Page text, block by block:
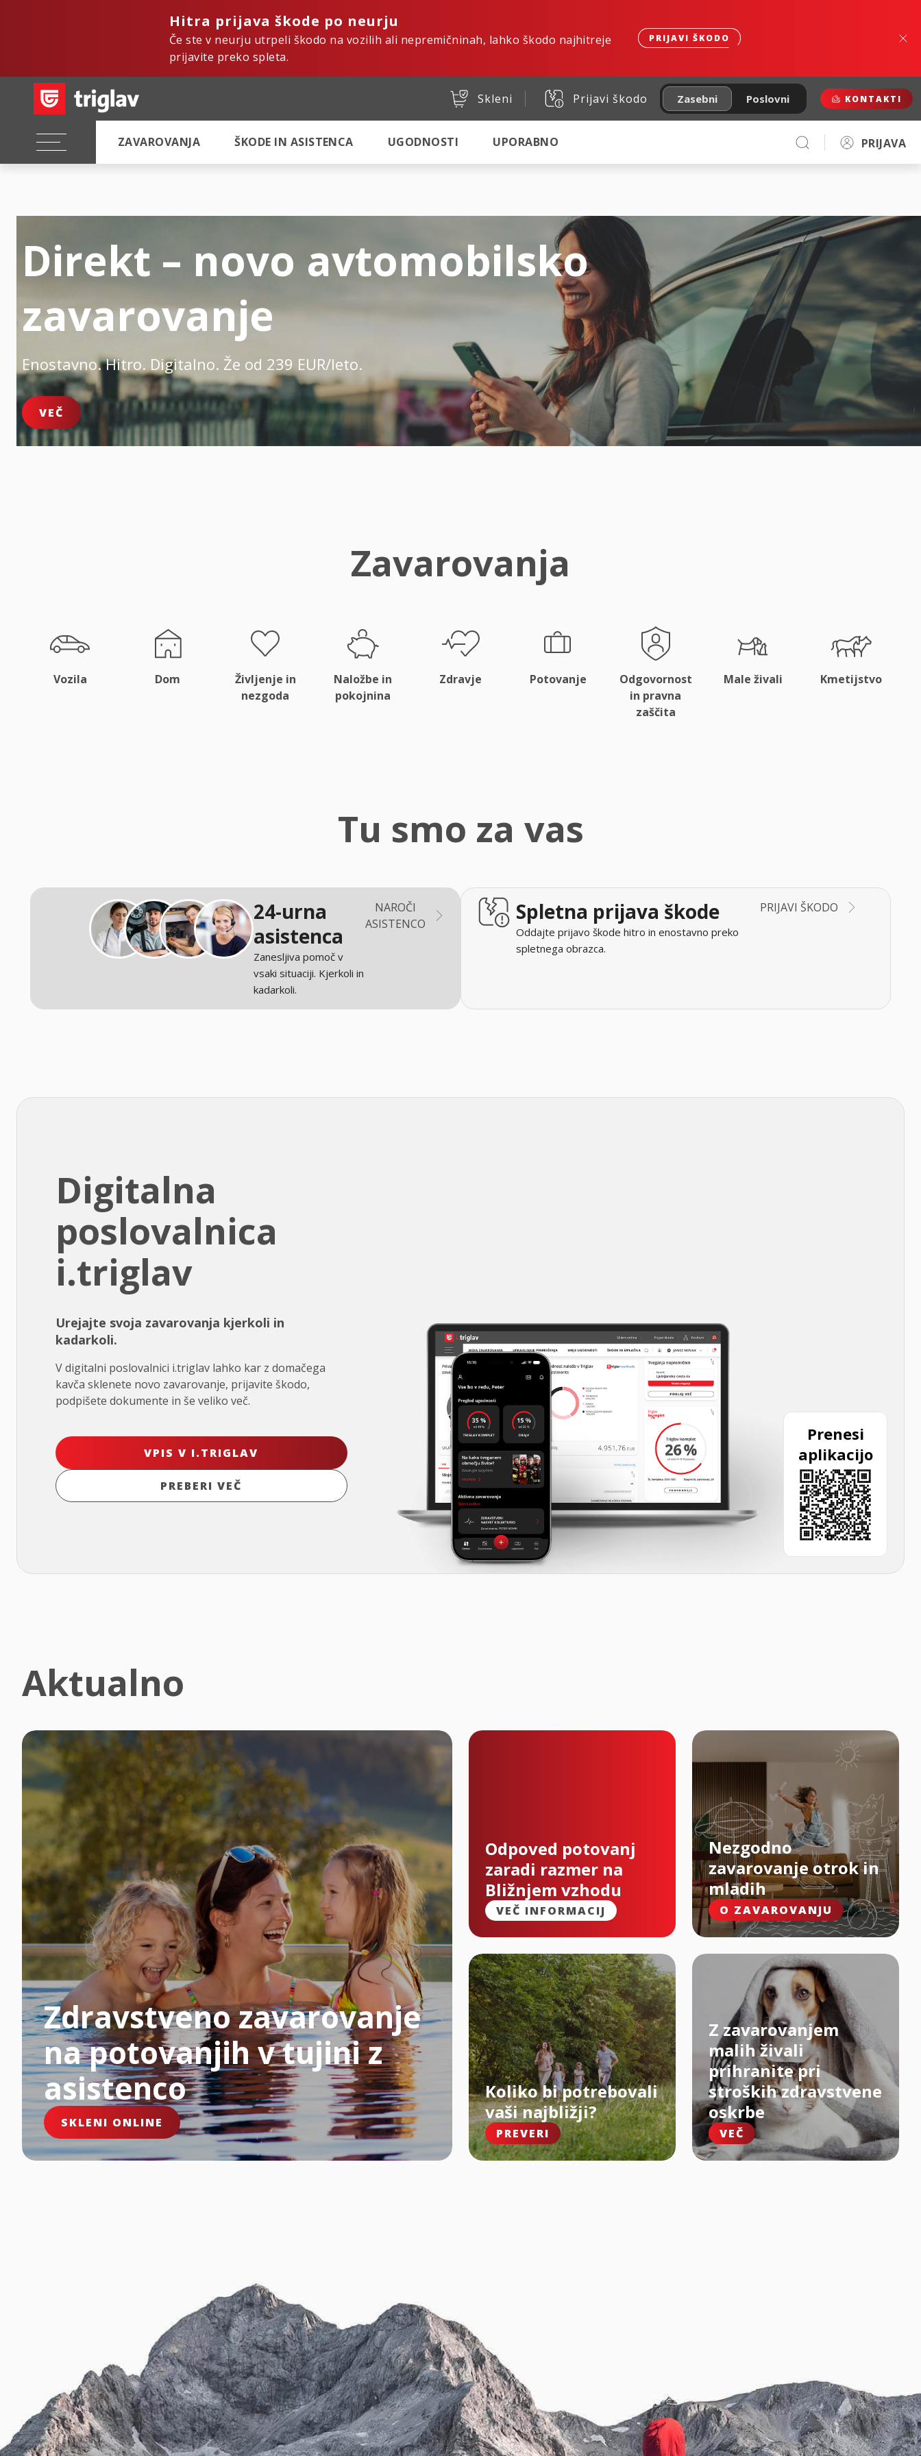
Hitra prijava škode po neurju
Če ste v neurju utrpeli škodo na vozilih ali nepremičninah, lahko škodo najhitreje
prijavite preko spleta.
PRIJAVI ŠKODO
Skleni Prijavi škodo Zasebni Poslovni KONTAKTI
ZAVAROVANJA ŠKODE IN ASISTENCA UGODNOSTI UPORABNO PRIJAVA
Direkt – novo avtomobilsko
zavarovanje
Enostavno. Hitro. Digitalno. Že od 239 EUR/leto.
VEČ
Zavarovanja
Vozila Dom
Življenje in
nezgoda
Naložbe in
pokojnina
Zdravje Potovanje
Odgovornost
in pravna
zaščita
Male živali Kmetijstvo
Tu smo za vas
24-urna
asistenca
Zanesljiva pomoč v
vsaki situaciji. Kjerkoli in
kadarkoli.
NAROČI
ASISTENCO
Spletna prijava škode
Oddajte prijavo škode hitro in enostavno preko
spletnega obrazca.
PRIJAVI ŠKODO
Digitalna
poslovalnica
i.triglav
Urejajte svoja zavarovanja kjerkoli in
kadarkoli.
V digitalni poslovalnici i.triglav lahko kar z domačega
kavča sklenete novo zavarovanje, prijavite škodo,
podpišete dokumente in še veliko več.
VPIS V I.TRIGLAV
PREBERI VEČ
Prenesi
aplikacijo
Aktualno
Zdravstveno zavarovanje
na potovanjih v tujini z
asistenco
SKLENI ONLINE
Odpoved potovanj
zaradi razmer na
Bližnjem vzhodu
VEČ INFORMACIJ
Nezgodno
zavarovanje otrok in
mladih
O ZAVAROVANJU
Koliko bi potrebovali
vaši najbližji?
PREVERI
Z zavarovanjem
malih živali
prihranite pri
stroških zdravstvene
oskrbe
VEČ